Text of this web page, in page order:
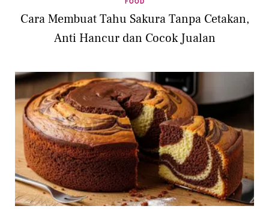
FOOD
Cara Membuat Tahu Sakura Tanpa Cetakan,
Anti Hancur dan Cocok Jualan